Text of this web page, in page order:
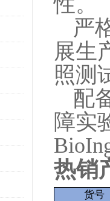
严
展生
照测
配
障实
热销
货号